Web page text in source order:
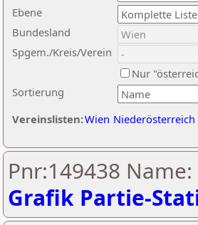
Ebene
Sortierung
Bundesland
Spgem./Kreis/Verein
Nur
Vereinslisten:Wien Niederösterreich
Pnr:149438
Grafik Partie-